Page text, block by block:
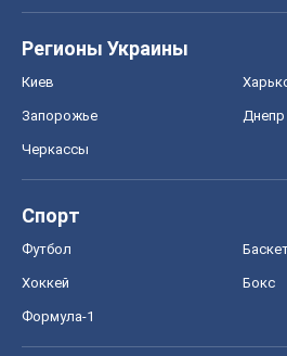
Регионы Украины
Киев
Запорожье Днепр
Черкассы
Спорт
Футбол
Хоккей Бокс
Формула-1